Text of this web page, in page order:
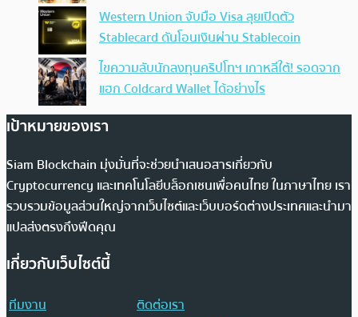
Western Union จับมือ Visa ลุยเปิดตัว
Stablecard ดันโอนเงินผ่าน Stablecoin
ไขความลับนักลงทุนคริปโทฯ เกาหลีใต้! รอดจาก
แฮก Coldcard Wallet ได้อย่างไร
เป้าหมายของเรา
Siam Blockchain มุ่งมั่นที่จะช่วยนำเสนอสารเกี่ยวกับ
Cryptocurrency และเทคโนโลยีบล็อกเชนเพื่อคนไทย ในภาษาไทย เรา
รวบรวมข้อมูลส่วนใหญ่จากเว็บไซต์และเว็บบอร์ดต่างประเทศและนำมา
แปลส่งตรงถึงฟีดคุณ
เกี่ยวกับเว็บไซต์นี้
ทีมงาน
ติดต่อเรา